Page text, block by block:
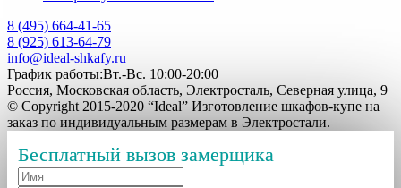
8 (495) 664-41-65
8 (925) 613-64-79
info@ideal-shkafy.ru
График работы:Вт.-Вс. 10:00-20:00
Россия, Московская область, Электросталь, Северная улица, 9
© Copyright 2015-2020 “Ideal” Изготовление шкафов-купе на
заказ по индивидуальным размерам в Электростали.
Бесплатный вызов замерщика